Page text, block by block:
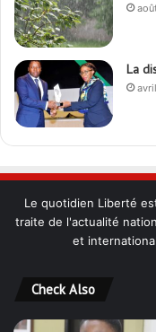
La
Le quotidien Liberté
traite de l'actualité
et
Check Also